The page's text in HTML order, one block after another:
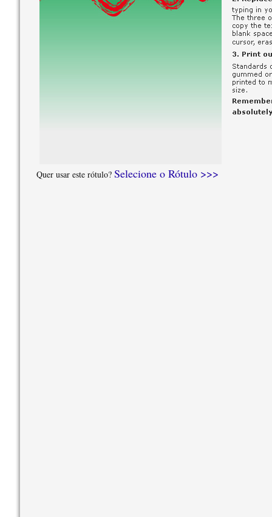
Quer usar este rótulo? Selecione o Rótulo >>>